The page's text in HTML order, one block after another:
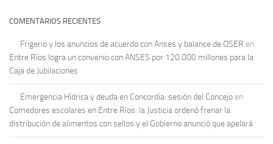
COMENTARIOS RECIENTES
Frigerio y los anuncios de acuerdo con Anses y balance de OSER en
Entre Ríos logra un convenio con ANSES por 120.000 millones para la
Caja de Jubilaciones
Emergencia Hídrica y deuda en Concordia: sesión del Concejo en
Comedores escolares en Entre Ríos: la Justicia ordenó frenar la
distribución de alimentos con sellos y el Gobierno anunció que apelará